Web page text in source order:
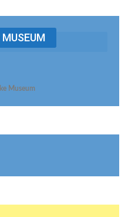
Museum